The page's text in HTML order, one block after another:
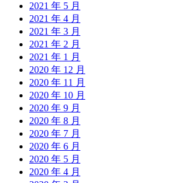
2021 年 5 月
2021 年 4 月
2021 年 3 月
2021 年 2 月
2021 年 1 月
2020 年 12 月
2020 年 11 月
2020 年 10 月
2020 年 9 月
2020 年 8 月
2020 年 7 月
2020 年 6 月
2020 年 5 月
2020 年 4 月